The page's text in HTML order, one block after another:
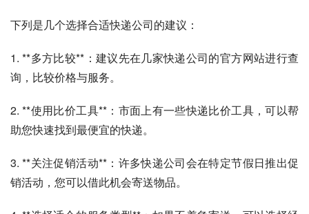
下列是几个选择合适快递公司的建议：
1. **多方比较**：建议先在几家快递公司的官方网站进行查
询，比较价格与服务。
2. **使用比价工具**：市面上有一些快递比价工具，可以帮
助您快速找到最便宜的快递。
3. **关注促销活动**：许多快递公司会在特定节假日推出促
销活动，您可以借此机会寄送物品。